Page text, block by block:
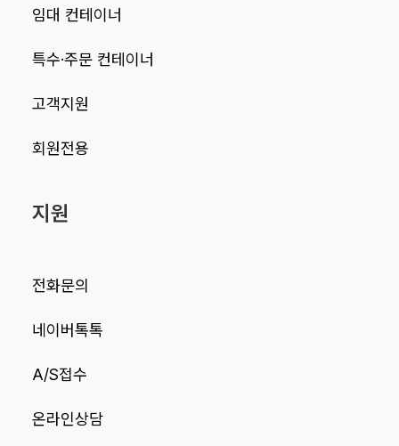
임대 컨테이너
특수·주문 컨테이너
고객지원
회원전용
지원
전화문의
네이버톡톡
A/S접수
온라인상담